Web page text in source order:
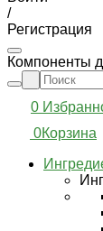
/
Регистрация
Компоненты
0
0Корзина